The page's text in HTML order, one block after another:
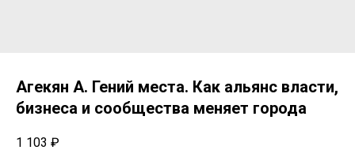
Агекян А. Гений места. Как альянс власти,
бизнеса и сообщества меняет города
1 103 ₽